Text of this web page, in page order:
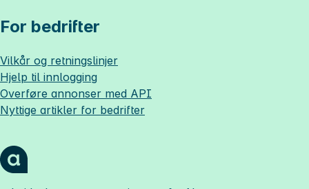
For bedrifter
Vilkår og retningslinjer
Hjelp til innlogging
Overføre annonser med API
Nyttige artikler for bedrifter